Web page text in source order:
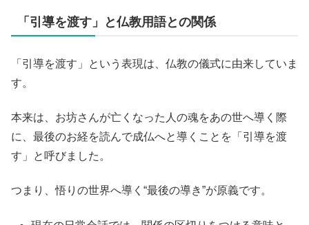
「引導を渡す」と仏教用語との関係
「引導を渡す」という表現は、仏教の儀式に由来していま
す。
本来は、お坊さんが亡くなった人の魂をあの世へ導く際
に、最後のお経を読んで成仏へと導くことを「引導を渡
す」と呼びました。
つまり、悟りの世界へ導く“最後の導き”が原義です。